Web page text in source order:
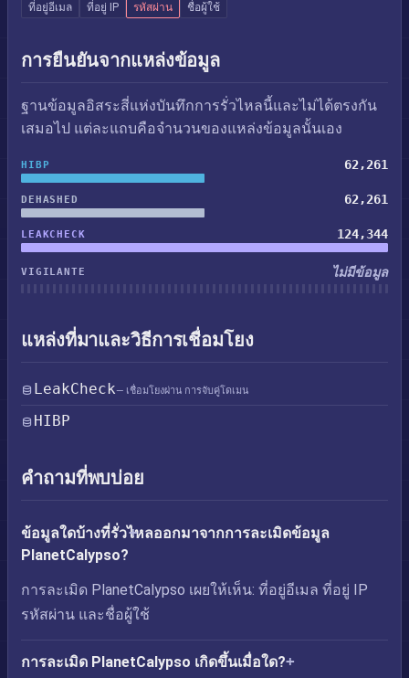
ที่อยู่อีเมล ที่อยู่ IP รหัสผ่าน ชื่อผู้ใช้
การยืนยันจากแหล่งข้อมูล
ฐานข้อมูลอิสระสี่แห่งบันทึกการรั่วไหลนี้และไม่ได้ตรงกัน
เสมอไป แต่ละแถบคือจำนวนของแหล่งข้อมูลนั้นเอง
HIBP 62,261
DEHASHED 62,261
LEAKCHECK 124,344
VIGILANTE ไม่มีข้อมูล
แหล่งที่มาและวิธีการเชื่อมโยง
LeakCheck— เชื่อมโยงผ่าน การจับคู่โดเมน
HIBP
คำถามที่พบบ่อย
ข้อมูลใดบ้างที่รั่วไหลออกมาจากการละเมิดข้อมูล
PlanetCalypso?
การละเมิด PlanetCalypso เผยให้เห็น: ที่อยู่อีเมล ที่อยู่ IP
รหัสผ่าน และชื่อผู้ใช้
การละเมิด PlanetCalypso เกิดขึ้นเมื่อใด?